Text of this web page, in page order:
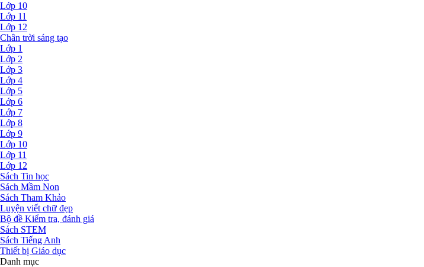
Lớp 10
Lớp 11
Lớp 12
Chân trời sáng tạo
Lớp 1
Lớp 2
Lớp 3
Lớp 4
Lớp 5
Lớp 6
Lớp 7
Lớp 8
Lớp 9
Lớp 10
Lớp 11
Lớp 12
Sách Tin học
Sách Mầm Non
Sách Tham Khảo
Luyện viết chữ đẹp
Bộ đề Kiểm tra, đánh giá
Sách STEM
Sách Tiếng Anh
Thiết bị Giáo dục
Danh mục